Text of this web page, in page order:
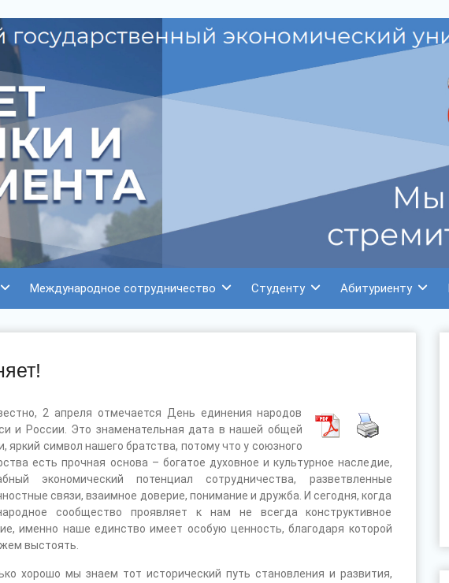
Международное сотрудничество Студенту Абитуриенту
2 апреля отмечается День единения народов
и России. Это знаменательная дата в нашей общей
яркий символ нашего братства, потому что у союзного
есть прочная основа – богатое духовное и культурное наследие,
экономический потенциал сотрудничества, разветвленные
связи, взаимное доверие, понимание и дружба. И сегодня, когда
сообщество проявляет к нам не всегда конструктивное
именно наше единство имеет особую ценность, благодаря которой
выстоять.
хорошо мы знаем тот исторический путь становления и развития,